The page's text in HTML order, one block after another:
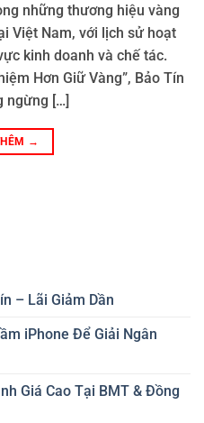
những thương hiệu vàng
Việt Nam, với lịch sử hoạt
kinh doanh và chế tác.
Hơn Giữ Vàng”, Bảo Tín
ngừng […]
→
– Lãi Giảm Dần
iPhone Để Giải Ngân
Giá Cao Tại BMT & Đồng